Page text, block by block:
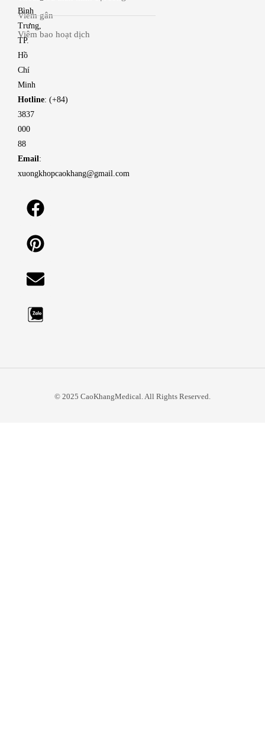
Bình
Trưng,
TP.
Hồ
Chí
Minh
Hotline: (+84)
3837
000
88
Email:
xuongkhopcaokhang@gmail.com
Viêm gân
Viêm bao hoạt dịch
© 2025 CaoKhangMedical. All Rights Reserved.